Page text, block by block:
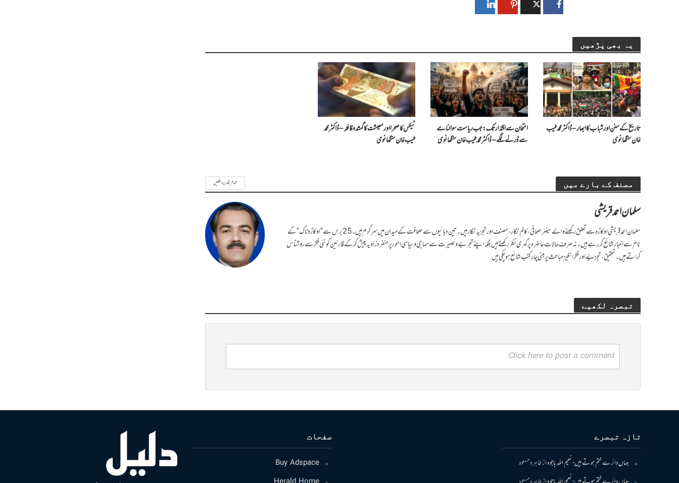
یہ بھی پڑھیں
تاریخ کے سنن اور شباب کا ابھار – ڈاکٹر محمد طیب
خان سنگھانوی
امتحان سے اقتدار تک: جب ریاست سوالنامے
سے ڈرنے لگے – ڈاکٹر محمد طیب خان سنگھانوی
ٹیکس کا صحرا اور معیشت کا گمشدہ قافلہ – ڈاکٹر محمد
طیب خان سنگھانوی
مصنف کے بارے میں تمام تحاریر دیکھیں
سلمان احمد قریشی
سلمان احمد قریشی اوکاڑہ سے تعلق رکھنے والے سینئر صحافی، کالم نگار، مصنف اور تجزیہ نگار ہیں۔ تین دہائیوں سے صحافت کے میدان میں سرگرم ہیں۔ 25 برس سے "اوکاڑہ ٹاک" کے
نام سے اخبار شائع کر رہے ہیں۔ نہ صرف حالاتِ حاضرہ پر گہری نظر رکھتے ہیں بلکہ اپنے تجربے و بصیرت سے سماجی و سیاسی امور پر منفرد زاویہ پیش کرکے قارئین کو نئی فکر سے روشناس
کراتے ہیں۔ تحقیق، تجزیے اور فکر انگیز مباحث پر مبنی چار کتب شائع ہو چکی ہیں
تبصرہ لکھیے
Click here to post a comment
صفحات
Buy Adspace
تازہ تبصرے
جہاں دائرے ختم ہوتے ہیں- نعیم اللہ باجوہازطاہرہ مسعود